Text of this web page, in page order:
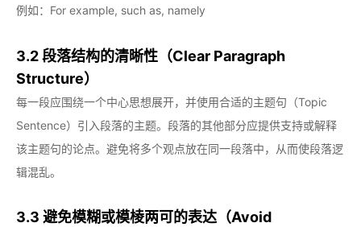
例如：For example, such as, namely
3.2 段落结构的清晰性（Clear Paragraph
Structure）
每一段应围绕一个中心思想展开，并使用合适的主题句（Topic
Sentence）引入段落的主题。段落的其他部分应提供支持或解释
该主题句的论点。避免将多个观点放在同一段落中，从而使段落逻
辑混乱。
3.3 避免模糊或模棱两可的表达（Avoid